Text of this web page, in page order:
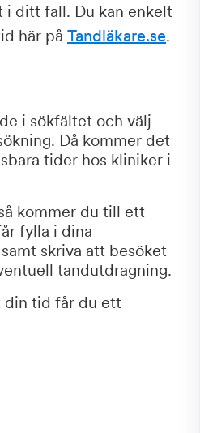
i ditt fall. Du kan enkelt
här på Tandläkare.se.
i sökfältet och välj
Då kommer det
tider hos kliniker i
kommer du till ett
fylla i dina
skriva att besöket
tandutdragning.
din tid får du ett